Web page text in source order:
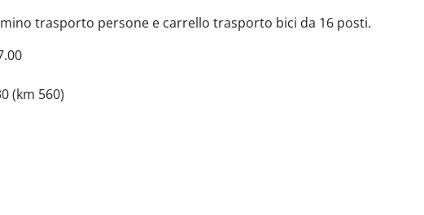
trasporto persone e carrello trasporto bici da 16 posti.
(km 560)